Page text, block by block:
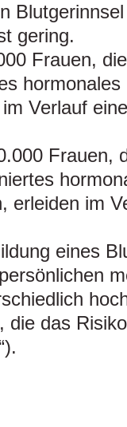
gering.
Frauen,
Verlauf
Frauen,
erleiden im
eines
die das